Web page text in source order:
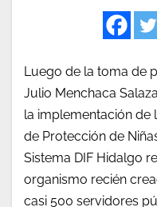
Luego de la toma de
Julio Menchaca
la implementación de
de Protección de
Sistema DIF Hidalgo
organismo recién
casi 500 servidores